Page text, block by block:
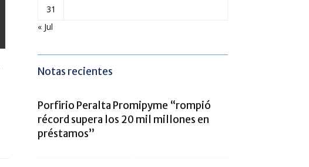
31
« Jul
Notas recientes
Porfirio Peralta Promipyme “rompió
récord supera los 20 mil millones en
préstamos”